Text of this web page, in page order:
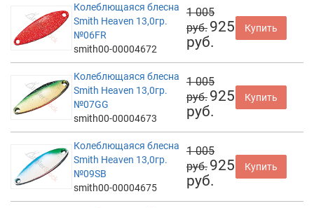
Колеблющаяся блесна
Smith Heaven 13,0гр.
№06FR
smith00-00004672
1 005
руб. 925
руб.
Купить
Колеблющаяся блесна
Smith Heaven 13,0гр.
№07GG
smith00-00004673
1 005
руб. 925
руб.
Купить
Колеблющаяся блесна
Smith Heaven 13,0гр.
№09SB
smith00-00004675
1 005
руб. 925
руб.
Купить